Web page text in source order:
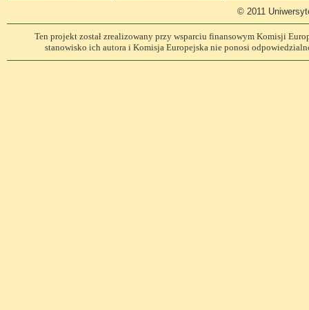
© 2011
Ten projekt został zrealizowany przy wsparciu finansowym Komisji
stanowisko ich autora i Komisja Europejska nie ponosi